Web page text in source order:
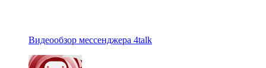
Видеообзор мессенджера 4talk